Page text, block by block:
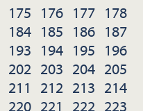
175 176 177 178
184 185 186 187
193 194 195 196
202 203 204 205
211 212 213 214
220 221 222 223